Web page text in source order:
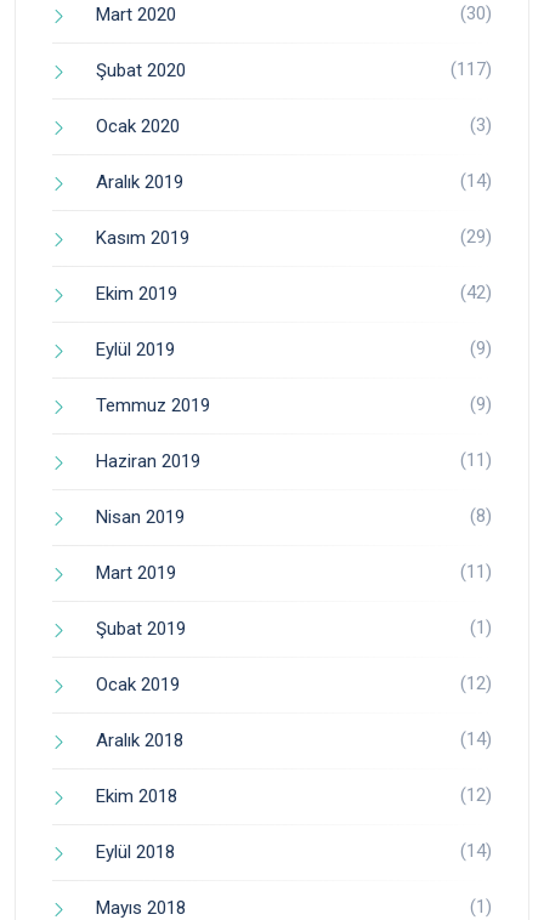
Mart 2020 (30)
Şubat 2020 (117)
Ocak 2020 (3)
Aralık 2019 (14)
Kasım 2019 (29)
Ekim 2019 (42)
Eylül 2019 (9)
Temmuz 2019 (9)
Haziran 2019 (11)
Nisan 2019 (8)
Mart 2019 (11)
Şubat 2019 (1)
Ocak 2019 (12)
Aralık 2018 (14)
Ekim 2018 (12)
Eylül 2018 (14)
Mayıs 2018 (1)